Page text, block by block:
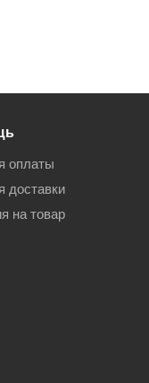
оплаты
доставки
на товар